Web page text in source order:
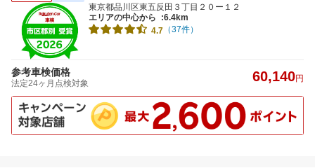
東京都品川区東五反田３丁目２０ー１２
エリアの中心から
:6.4km
4.7 （37件）
参考車検価格
法定24ヶ月点検対象 60,140円